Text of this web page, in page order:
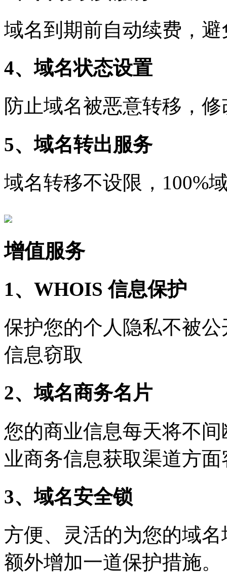
域名到期前自动续费，
4、域名状态设置
防止域名被恶意转移，
5、域名转出服务
域名转移不设限，100%
增值服务
1、WHOIS 信息保护
保护您的个人隐私不被
信息窃取
2、域名商务名片
您的商业信息每天将不
业商务信息获取渠道方
3、域名安全锁
方便、灵活的为您的域
额外增加一道保护措施。